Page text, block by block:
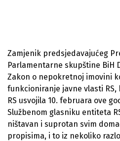
Zamjenik predsjedavajućeg
Parlamentarne skupštine BiH
Zakon o nepokretnoj imovini
funkcioniranje javne vlasti
RS usvojila 10. februara ove
Službenom glasniku entiteta
ništavan i suprotan svim
propisima, i to iz nekoliko